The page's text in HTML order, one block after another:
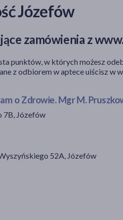
Józefów
zamówienia z
punktów, w których możesz
z odbiorem w aptece uiścisz w
o Zdrowie. Mgr M.
7B, Józefów
52A, Józefów